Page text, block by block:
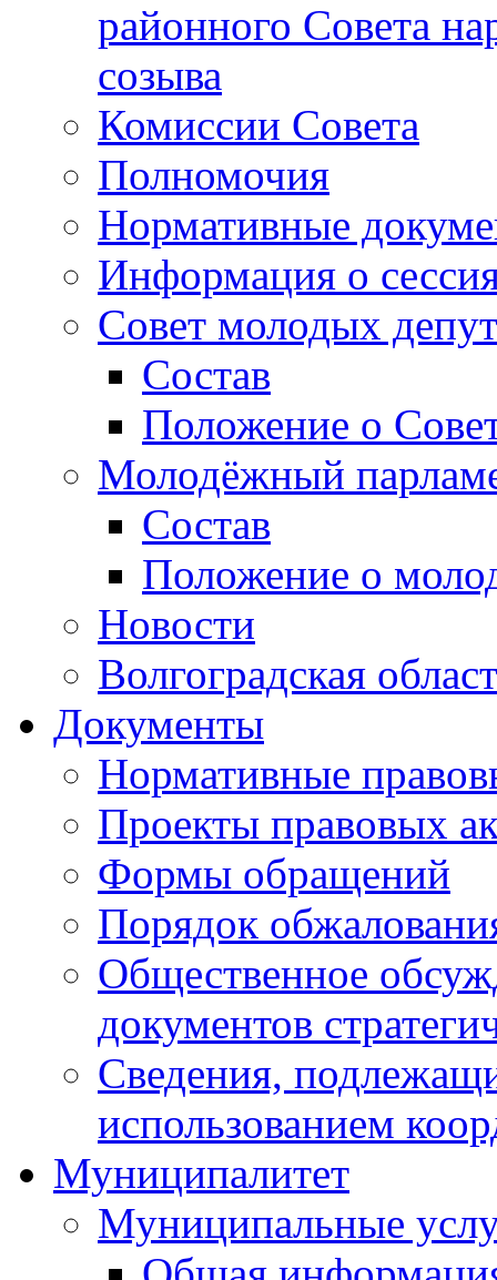
районного Совета
созыва
Комиссии Совета
Полномочия
Нормативные
Информация о
Совет молодых
Состав
Положение о
Молодёжный
Состав
Положение о
Новости
Волгоградская
Документы
Нормативные
Проекты правовых
Формы обращений
Порядок
Общественное
документов
Сведения,
использованием
Муниципалитет
Муниципальные